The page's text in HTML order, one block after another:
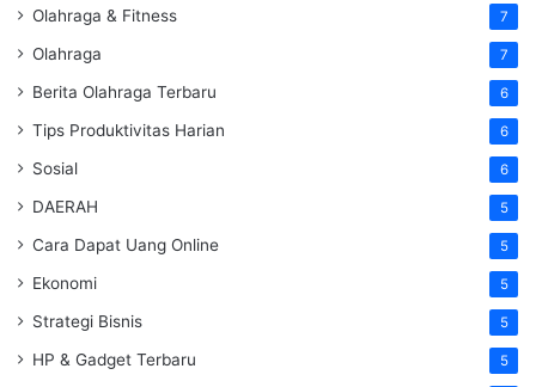
Olahraga & Fitness 7
Olahraga 7
Berita Olahraga Terbaru 6
Tips Produktivitas Harian 6
Sosial 6
DAERAH 5
Cara Dapat Uang Online 5
Ekonomi 5
Strategi Bisnis 5
HP & Gadget Terbaru 5